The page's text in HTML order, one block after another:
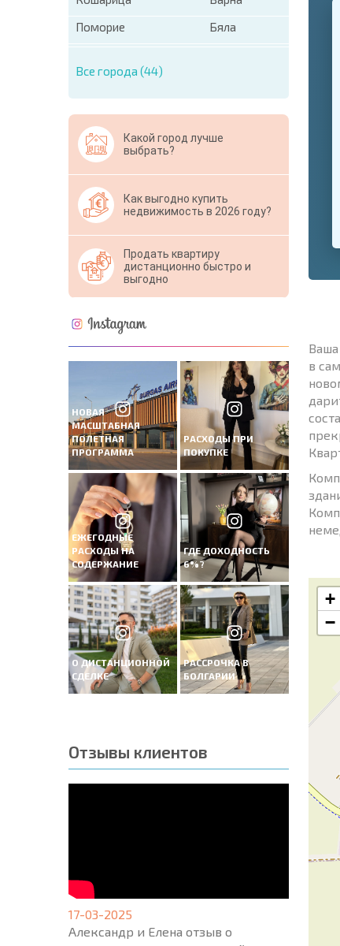
Поморие
Бяла
Все города (44)
Какой город лучше
выбрать?
Как выгодно купить
недвижимость в 2026 году?
Продать квартиру
дистанционно быстро и
выгодно
НОВАЯ
МАСШТАБНАЯ
ПОЛЕТНАЯ
ПРОГРАММА
РАСХОДЫ ПРИ
ПОКУПКЕ
ЕЖЕГОДНЫЕ
РАСХОДЫ НА
СОДЕРЖАНИЕ
ГДЕ ДОХОДНОСТЬ
6%?
О ДИСТАНЦИОННОЙ
СДЕЛКЕ
РАССРОЧКА В
БОЛГАРИИ
Отзывы клиентов
17-03-2025
Александр и Елена отзыв о
United
* Поля
в
+
−